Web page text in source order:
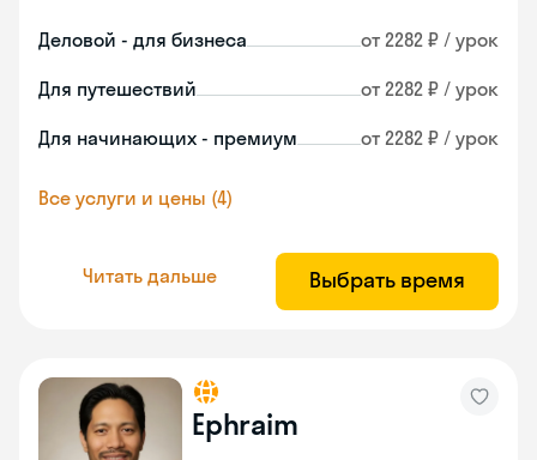
Деловой - для бизнеса от 2282 ₽ / урок
Для путешествий от 2282 ₽ / урок
Для начинающих - премиум от 2282 ₽ / урок
Все услуги и цены (4)
Читать дальше Выбрать время
Ephraim